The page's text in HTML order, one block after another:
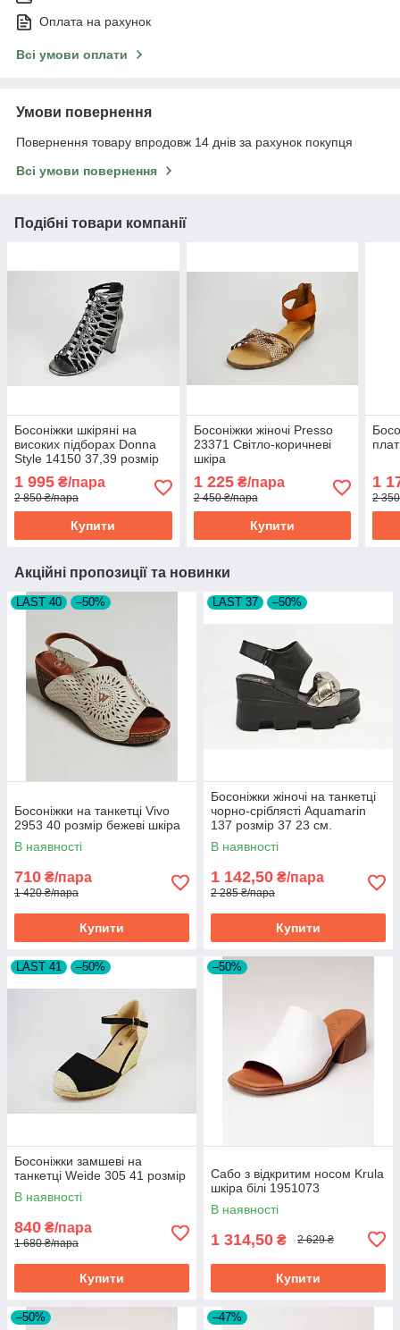
Оплата на рахунок
Всі умови оплати
Умови повернення
Повернення товару впродовж 14 днів за рахунок покупця
Всі умови повернення
Подібні товари компанії
Босоніжки шкіряні на
високих підборах Donna
Style 14150 37,39 розмір
1 995 ₴/пара
2 850 ₴/пара
Купити
Босоніжки жіночі Presso
23371 Світло-коричневі
шкіра
1 225₴/пара
2 450 ₴/пара
Купити
1
2
Акційні пропозиції та новинки
LAST 40 –50%
Босоніжки на танкетці Vivo
2953 40 розмір бежеві шкіра
В наявності
710 ₴/пара
1 420 ₴/пара
Купити
LAST 37 –50%
Босоніжки жіночі на танкетці
чорно-сріблясті Aquamarin
137 розмір 37 23 см.
В наявності
1 142,50 ₴/пара
2 285 ₴/пара
Купити
LAST 41 –50%
Босоніжки замшеві на
танкетці Weide 305 41 розмір
В наявності
840 ₴/пара
1 680 ₴/пара
Купити
–50%
Сабо з відкритим носом Krula
шкіра білі 1951073
В наявності
1 314,50 ₴ 2 629 ₴
Купити
–50% –47%